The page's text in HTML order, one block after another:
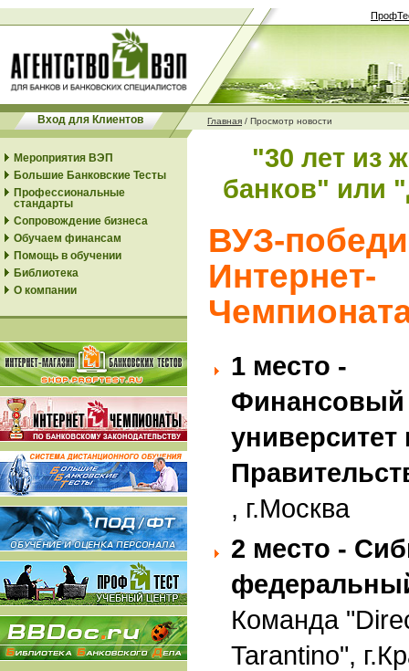
Вход для Клиентов Главная / Просмотр новости
Мероприятия ВЭП
Большие Банковские Тесты
Профессиональные
стандарты
Сопровождение бизнеса
Обучаем финансам
Помощь в обучении
Библиотека
О компании
"30 лет из
банков" или
ВУЗ-
Интернет-
1 место -
Финансовый
университет
, г.Москва
2 место -
Команда
Tarantino",